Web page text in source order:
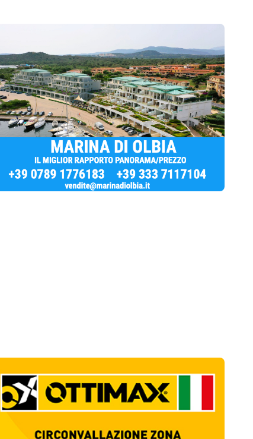
Notizie di Oggi
1
Jovanotti e la stampa accompagnata alla
porta: quanto vale la libertà?
Editoriali
Golfo Aranci, il 14 agosto torna la Sagra